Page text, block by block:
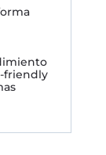
friendly